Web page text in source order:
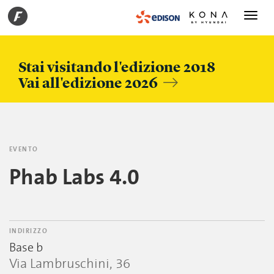
Stai visitando l'edizione 2018
Vai all'edizione 2026
Toggle
EVENTO
Phab Labs 4.0
INDIRIZZO
Base b
Via Lambruschini, 36